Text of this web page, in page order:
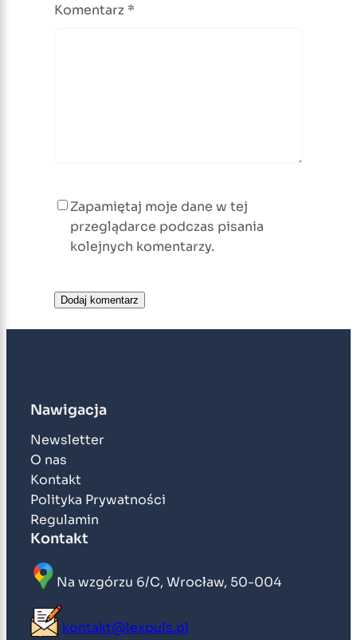
Komentarz *
Zapamiętaj moje dane w tej
przeglądarce podczas pisania
kolejnych komentarzy.
Nawigacja
Newsletter
O nas
Kontakt
Polityka Prywatności
Regulamin
Kontakt
Na wzgórzu 6/C, Wrocław, 50-004
kontakt@lexpuls.pl